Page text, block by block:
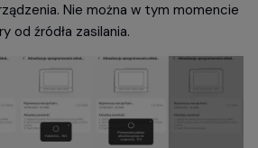
Nie można w tym momencie
od źródła zasilania.